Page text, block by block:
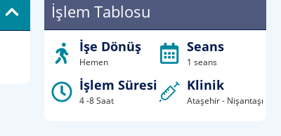
İşlem Tablosu
İşe Dönüş
Hemen
İşlem Süresi
4 -8 Saat
Seans
1 seans
Klinik
Ataşehir - Nişantaşı